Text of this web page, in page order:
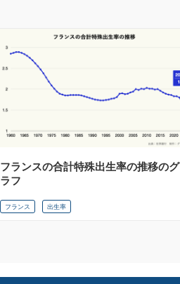
フランスの合計特殊出生率の推移のグ
ラフ
フランス 出生率